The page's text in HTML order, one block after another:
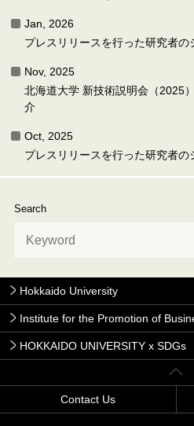
Jan, 2026
プレスリリースを行った研究者の
Nov, 2025
北海道大学 新技術説明会（2025
介
Oct, 2025
プレスリリースを行った研究者の
Search
Hokkaido University
Institute for the Promotion of
HOKKAIDO UNIVERSITY x SDGs
Contact Us